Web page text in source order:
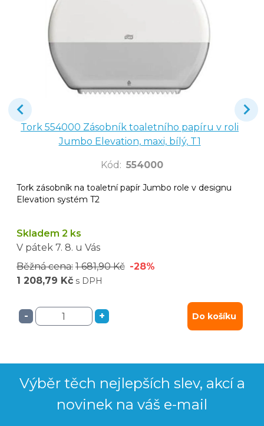
Tork 554000 Zásobník toaletního papíru v roli
Jumbo Elevation, maxi, bílý, T1
Kód : 554000
Tork zásobník na toaletní papír Jumbo role v designu
Elevation systém T2
Skladem 2 ks
V pátek 7. 8. u Vás
Běžná cena: 1 681,90 Kč -28%
1 208,79 Kč s DPH
- + Do košíku
Výběr těch nejlepších slev, akcí a
novinek na váš e-mail